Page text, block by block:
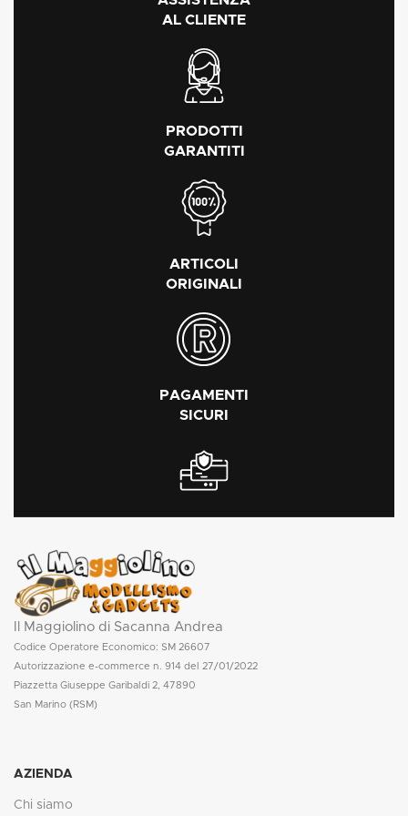
AL CLIENTE
PRODOTTI
GARANTITI
ARTICOLI
ORIGINALI
PAGAMENTI
SICURI
Il Maggiolino di Sacanna Andrea
Codice Operatore Economico: SM 26607
Autorizzazione e-commerce n. 914 del 27/01/2022
Piazzetta Giuseppe Garibaldi 2, 47890
San Marino (RSM)
AZIENDA
Chi siamo